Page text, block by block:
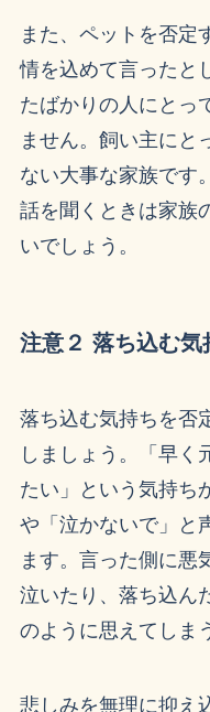
また、ペットを否定
情を込めて言ったと
たばかりの人にとっ
ません。飼い主にと
ない大事な家族です
話を聞くときは家族
いでしょう。
注意２ 落ち込む
落ち込む気持ちを否
しましょう。「早く
たい」という気持ち
や「泣かないで」と
ます。言った側に悪
泣いたり、落ち込ん
のように思えてしま
悲しみを無理に抑え